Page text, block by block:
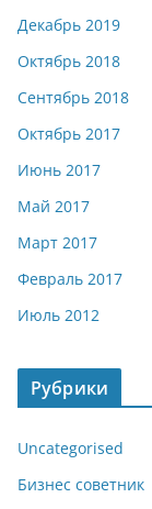
Декабрь 2019
Октябрь 2018
Сентябрь 2018
Октябрь 2017
Июнь 2017
Май 2017
Март 2017
Февраль 2017
Июль 2012
Рубрики
Uncategorised
Бизнес советник